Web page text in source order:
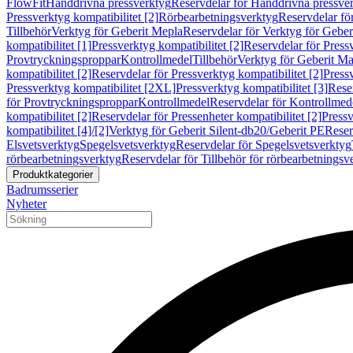
FlowFitHanddrivna pressverktygReservdelar för Handdrivna
Pressverktyg kompatibilitet [2]RörbearbetningsverktygReservdelar
TillbehörVerktyg för Geberit MeplaReservdelar för Verktyg för
kompatibilitet [1]Pressverktyg kompatibilitet [2]Reservdelar för
ProvtryckningspropparKontrollmedelTillbehörVerktyg för Geberit
kompatibilitet [2]Reservdelar för Pressverktyg kompatibilitet [2]
Pressverktyg kompatibilitet [2XL]Pressverktyg kompatibilitet [3]
för ProvtryckningspropparKontrollmedelReservdelar för
kompatibilitet [2]Reservdelar för Pressenheter kompatibilitet [2]
kompatibilitet [4]/[2]Verktyg för Geberit Silent-db20/Geberit PE
ElsvetsverktygSpegelsvetsverktygReservdelar för Spegelsvetsverktyg
rörbearbetningsverktygReservdelar för Tillbehör för
Produktkategorier
Badrumsserier
Nyheter